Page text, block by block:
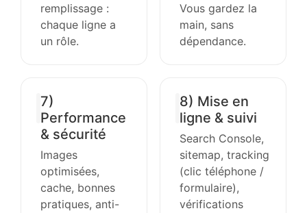
remplissage :
chaque ligne a
un rôle.
Vous gardez la
main, sans
dépendance.
7)
Performance
& sécurité
Images
optimisées,
cache, bonnes
pratiques, anti-
8) Mise en
ligne & suivi
Search Console,
sitemap, tracking
(clic téléphone /
formulaire),
vérifications